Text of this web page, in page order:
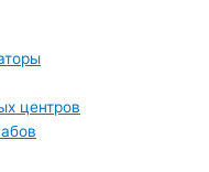
центров